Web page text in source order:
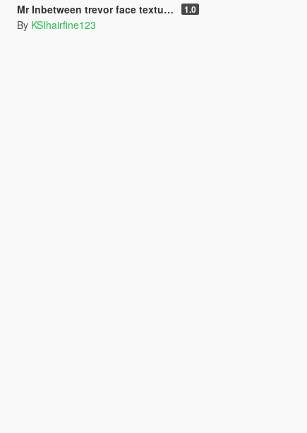
Mr Inbetween trevor face texture replacement 1.0
By KSIhairfine123